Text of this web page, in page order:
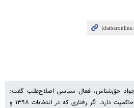
حق‌شناس، فعال سیاسی اصلاح‌طلب گفت:
همه‌ چیز بستگی تام به اراده حاکمیت دارد. اگر رفتاری که در انتخابات ۱۳۹۸ و